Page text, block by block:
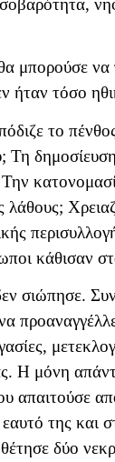
μπορούσε να
ήταν τόσο
το
Τη
λάθους;
κάθισαν
σιώπησε.
Η μόνη
απαιτούσε
της και
δύο